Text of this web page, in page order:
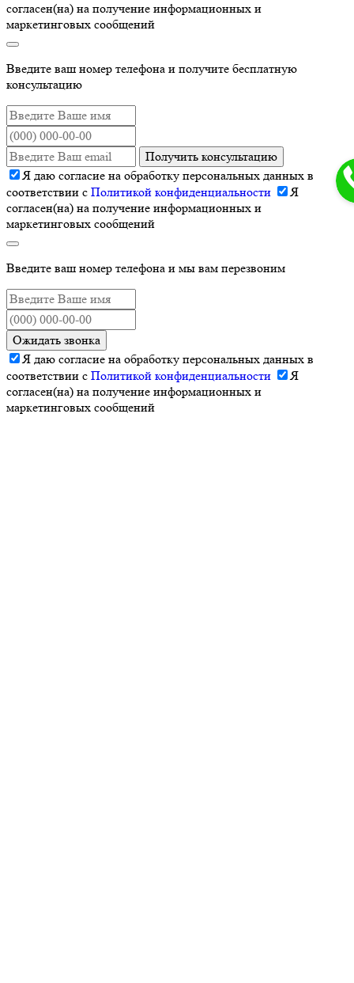
согласен(на) на получение информационных и
маркетинговых сообщений
Введите ваш номер телефона и получите бесплатную
консультацию
Получить консультацию
Я даю согласие на обработку персональных данных в
соответствии с Политикой конфиденциальности
Я
согласен(на) на получение информационных и
маркетинговых сообщений
Введите ваш номер телефона и мы вам перезвоним
Ожидать звонка
Я даю согласие на обработку персональных данных в
соответствии с Политикой конфиденциальности
Я
согласен(на) на получение информационных и
маркетинговых сообщений